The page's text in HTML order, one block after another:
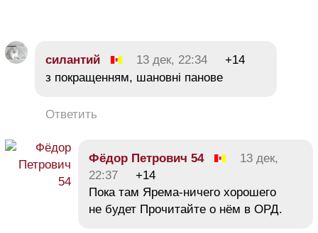
силантий 13 дек, 22:34
+14
з покращенням, шановні панове
Ответить
Фёдор Петрович 54
13 дек,
22:37
+14
Пока там Ярема-ничего хорошего
не будет Прочитайте о нём в ОРД.